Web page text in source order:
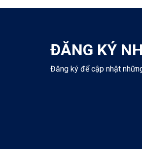
ĐĂNG KÝ
Đăng ký để cập nhật